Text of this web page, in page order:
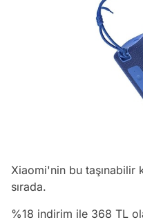
Xiaomi'nin bu taşınabilir
sırada.
%18 indirim ile 368 TL